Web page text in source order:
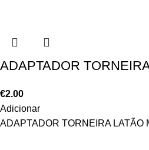
ADAPTADOR
€2.00
Adicionar
ADAPTADOR TORNEIRA LATÃO